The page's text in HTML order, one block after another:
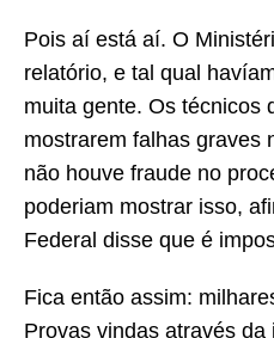
Pois aí está aí. O
relatório, e tal qual
muita gente. Os técnicos
mostrarem falhas graves
não houve fraude no
poderiam mostrar isso,
Federal disse que é
Fica então assim:
Provas vindas através